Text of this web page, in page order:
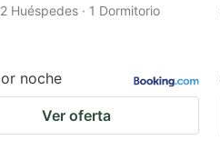
for
dates.
Huéspedes · 1 Dormitorio
noche
Ver oferta